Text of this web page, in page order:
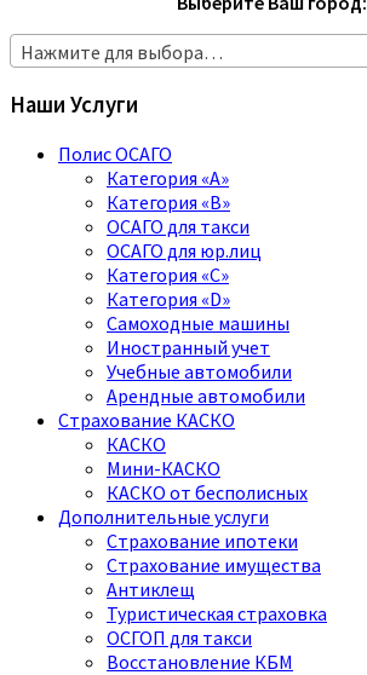
Нажмите для выбора…
Наши Услуги
Полис ОСАГО
Категория «A»
Категория «B»
ОСАГО для такси
ОСАГО для юр.лиц
Категория «C»
Категория «D»
Самоходные машины
Иностранный учет
Учебные автомобили
Арендные автомобили
Страхование КАСКО
КАСКО
Мини-КАСКО
КАСКО от бесполисных
Дополнительные услуги
Страхование ипотеки
Страхование имущества
Антиклещ
Туристическая страховка
ОСГОП для такси
Восстановление КБМ